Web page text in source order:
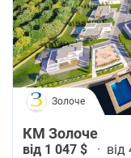
Золоче
КМ Золоче
від 1 047 $ · від